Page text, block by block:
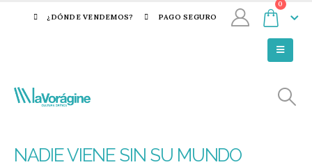
¿DÓNDE VENDEMOS? PAGO SEGURO
0
NADIE VIENE SIN SU MUNDO